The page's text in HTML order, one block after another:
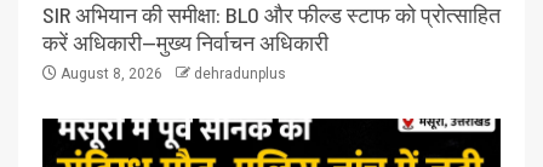
SIR अभियान की समीक्षा: BLO और फील्ड स्टाफ को प्रोत्साहित
करें अधिकारी—मुख्य निर्वाचन अधिकारी
August 8, 2026 dehradunplus